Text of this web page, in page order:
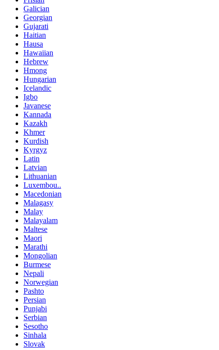
Galician
Georgian
Gujarati
Haitian
Hausa
Hawaiian
Hebrew
Hmong
Hungarian
Icelandic
Igbo
Javanese
Kannada
Kazakh
Khmer
Kurdish
Kyrgyz
Latin
Latvian
Lithuanian
Luxembou..
Macedonian
Malagasy
Malay
Malayalam
Maltese
Maori
Marathi
Mongolian
Burmese
Nepali
Norwegian
Pashto
Persian
Punjabi
Serbian
Sesotho
Sinhala
Slovak